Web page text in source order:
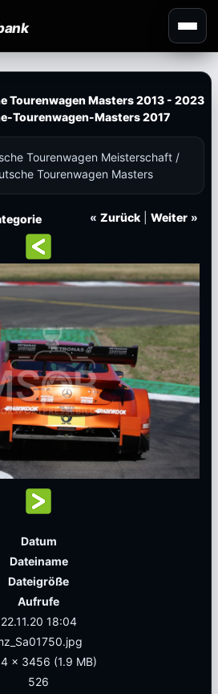
Tourenwagen Masters 2013 - 2023
Tourenwagen-Masters 2017
Tourenwagen Meisterschaft /
Tourenwagen Masters
« Zurück Weiter »
Datum
Dateiname
Dateigröße
Aufrufe
22.11.20 18:04
x 3456 (1.9 MB)
526